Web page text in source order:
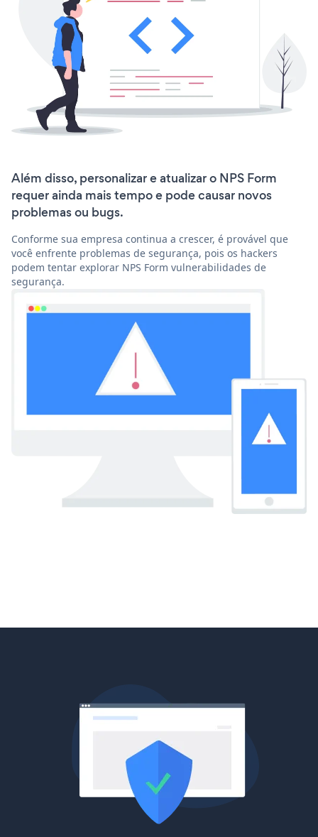
Além disso, personalizar e atualizar o NPS Form
requer ainda mais tempo e pode causar novos
problemas ou bugs.
Conforme sua empresa continua a crescer, é provável que
você enfrente problemas de segurança, pois os hackers
podem tentar explorar NPS Form vulnerabilidades de
segurança.